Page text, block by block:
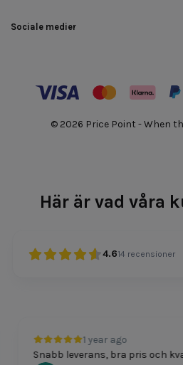
Sociale medier
© 2026 Price Point - When
Här är vad våra
4.614 recensioner
1 year ago
Snabb leverans, bra pris och